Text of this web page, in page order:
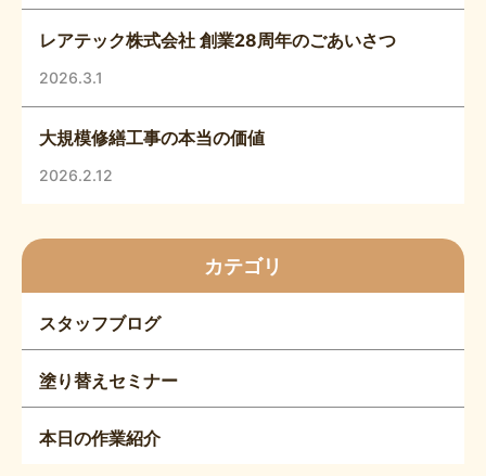
レアテック株式会社 創業28周年のごあいさつ
2026.3.1
大規模修繕工事の本当の価値
2026.2.12
カテゴリ
スタッフブログ
塗り替えセミナー
本日の作業紹介